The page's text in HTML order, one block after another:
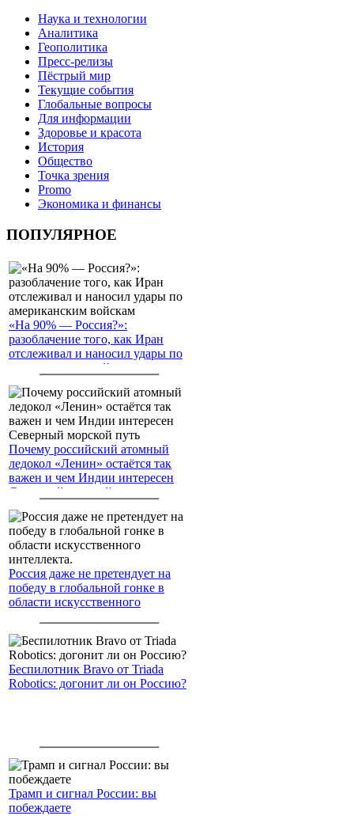
Наука и технологии
Аналитика
Геополитика
Пресс-релизы
Пёстрый мир
Текущие события
Глобальные вопросы
Для информации
Здоровье и красота
История
Общество
Точка зрения
Promo
Экономика и финансы
ПОПУЛЯРНОЕ
«На 90% — Россия?»:
разоблачение того, как Иран
отслеживал и наносил удары по
американским войскам
Почему российский атомный
ледокол «Ленин» остаётся так
важен и чем Индии интересен
Северный морской путь
Россия даже не претендует на
победу в глобальной гонке в
области искусственного
Беспилотник Bravo от Triada
Robotics: догонит ли он Россию?
Трамп и сигнал России: вы
побеждаете